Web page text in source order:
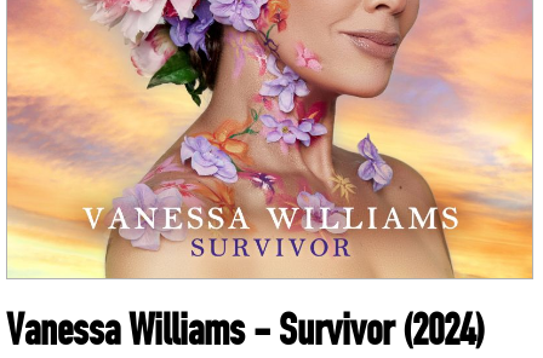
Vanessa Williams- Survivor(2024)